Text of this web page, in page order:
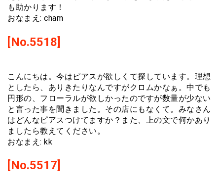
も助かります！
おなまえ: cham
[No.5518]
こんにちは。今はピアスが欲しくて探しています。理想
としたら、ありきたりなんですがクロムかなぁ。中でも
円形の、フローラルが欲しかったのですが数量が少ない
と言った事を聞きました。その店にもなくて。みなさん
はどんなピアスつけてますか？また、上の文で何かあり
ましたら教えてください。
おなまえ: kk
[No.5517]